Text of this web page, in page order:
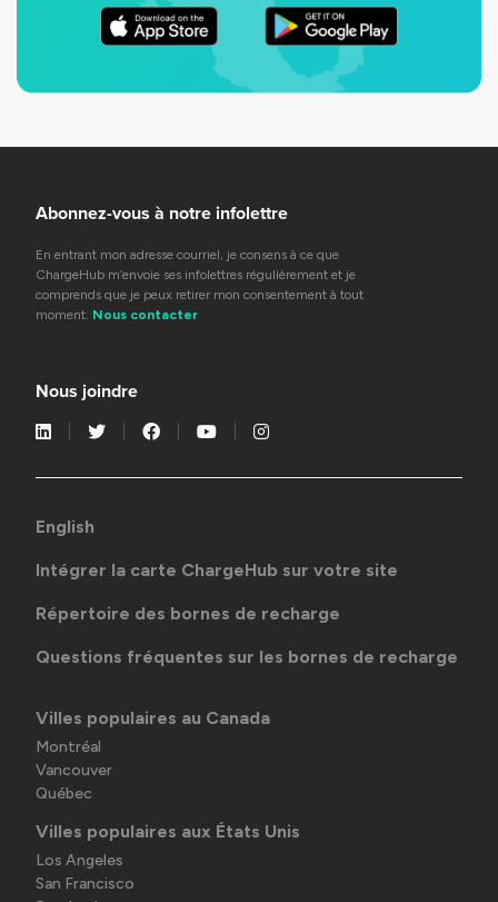
Abonnez-vous à notre infolettre
En entrant mon adresse courriel, je consens à ce que
ChargeHub m’envoie ses infolettres régulièrement et je
comprends que je peux retirer mon consentement à tout
moment. Nous contacter
Nous joindre
English
Intégrer la carte ChargeHub sur votre site
Répertoire des bornes de recharge
Questions fréquentes sur les bornes de recharge
Villes populaires au Canada
Montréal
Vancouver
Québec
Villes populaires aux États Unis
Los Angeles
San Francisco